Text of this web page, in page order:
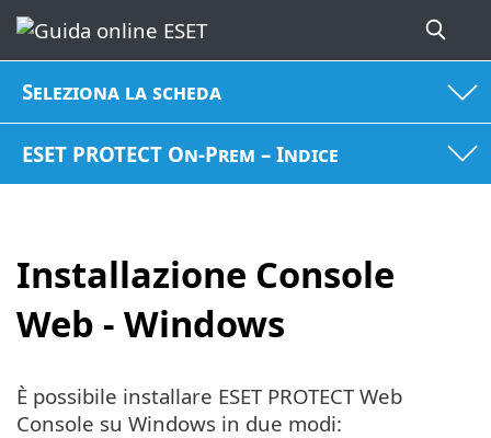
Seleziona la scheda
ESET PROTECT On-Prem – Indice
Installazione Console
Web - Windows
È possibile installare ESET PROTECT Web
Console su Windows in due modi: